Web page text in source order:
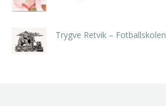
Trygve Retvik – Fotballskolen